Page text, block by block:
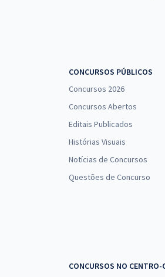
CONCURSOS PÚBLICOS
Concursos 2026
Concursos Abertos
Editais Publicados
Histórias Visuais
Notícias de Concursos
Questões de Concurso
CONCURSOS NO CENTRO-